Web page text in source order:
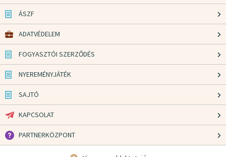
ÁSZF
ADATVÉDELEM
FOGYASZTÓI SZERZŐDÉS
NYEREMÉNYJÁTÉK
SAJTÓ
KAPCSOLAT
PARTNERKÖZPONT